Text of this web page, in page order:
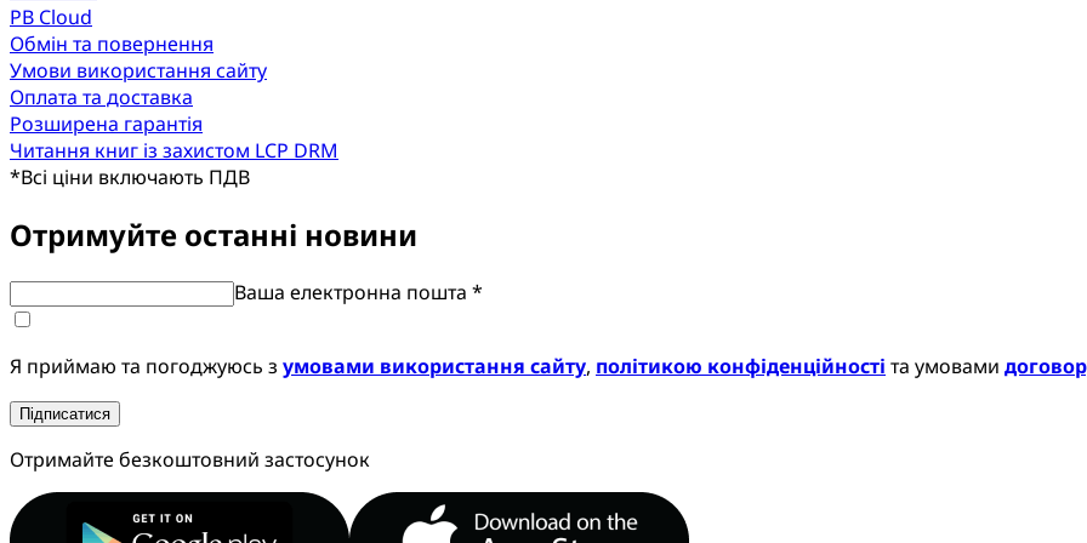
PB Cloud
Обмін та повернення
Умови використання сайту
Оплата та доставка
Розширена гарантія
Читання книг із захистом LCP DRM
*Всі ціни включають ПДВ
Отримуйте останні новини
Ваша електронна пошта *
Я приймаю та погоджуюсь з умовами використання сайту, політикою конфіденційності та умовами
Підписатися
Отримайте безкоштовний застосунок